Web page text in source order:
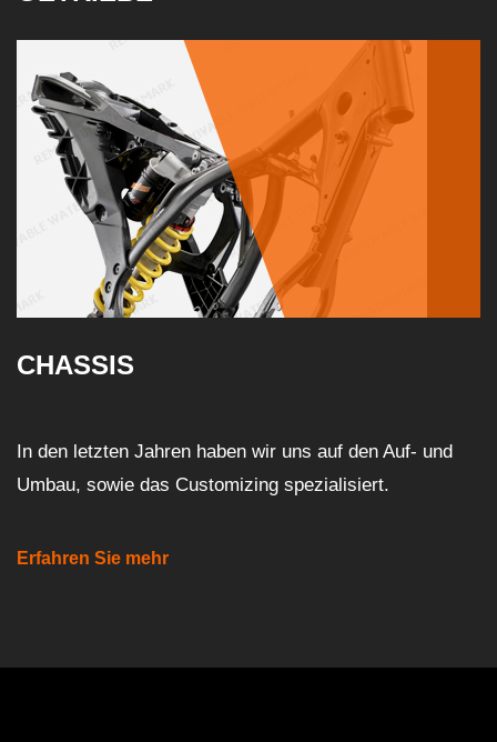
CHASSIS
In den letzten Jahren haben wir uns auf den Auf- und
Umbau, sowie das Customizing spezialisiert.
Erfahren Sie mehr